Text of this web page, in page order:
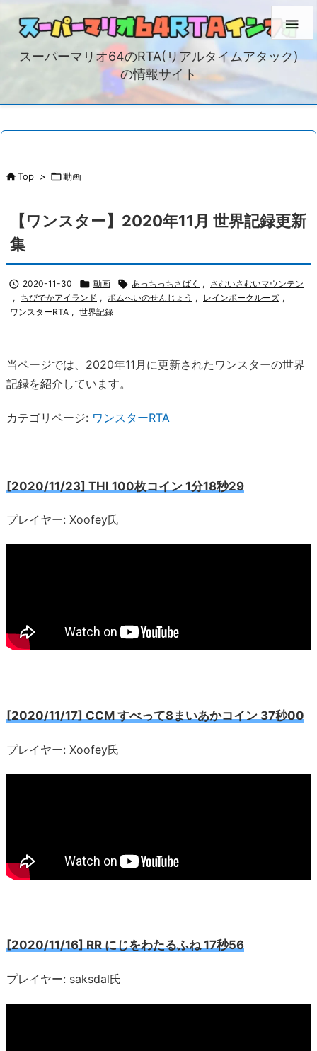
スーパーマリオ64のRTA(リアルタイムアタック)
の情報サイト

Top > 動画
【ワンスター】2020年11月 世界記録更新
集
 2020-11-30  動画  あっちっちさばく , さむいさむいマウンテン
, ちびでかアイランド , ボムへいのせんじょう , レインボークルーズ ,
ワンスターRTA , 世界記録
当ページでは、2020年11月に更新されたワンスターの世界
記録を紹介しています。
カテゴリページ: ワンスターRTA
[2020/11/23] THI 100枚コイン 1分18秒29
プレイヤー: Xoofey氏
[2020/11/17] CCM すべって8まいあかコイン 37秒00
プレイヤー: Xoofey氏
[2020/11/16] RR にじをわたるふね 17秒56
プレイヤー: saksdal氏